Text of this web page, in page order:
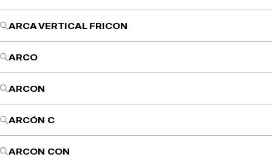
ARCA VERTICAL FRICON
ARCO
ARCON
ARCÓN C
ARCON CON